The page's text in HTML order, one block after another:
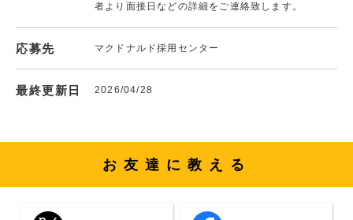
者より面接日などの詳細をご連絡致します。
応募先 マクドナルド採用センター
最終更新日 2026/04/28
お友達に教える